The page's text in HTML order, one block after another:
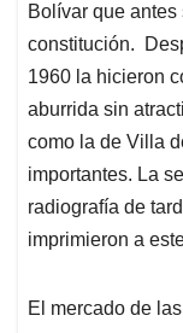
Bolívar que
constitución.
1960 la hicieron
aburrida sin
como la de Villa
importantes. La
radiografía de
imprimieron a
El mercado de